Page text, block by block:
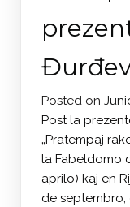
Posted on
Post la
„Pratempaj
la Fabeldomo
aprilo) kaj en
de